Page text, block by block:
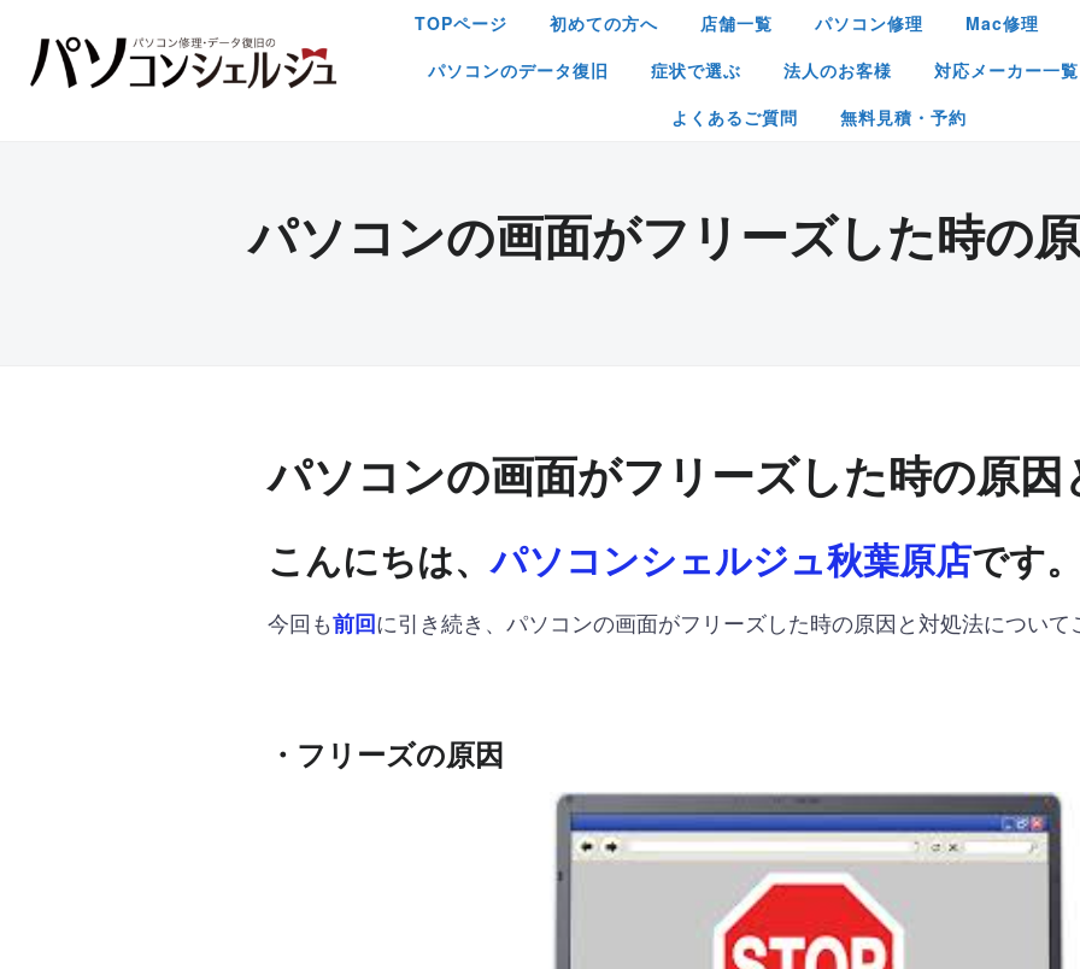
TOPページ 初めての方へ 店舗一覧 パソコン修理 Mac修理
パソコンのデータ復旧
症状で選ぶ 法人のお客様 対応メーカー一覧
よくあるご質問
無料見積・予約
パソコンの画面がフリーズした時の
パソコンの画面がフリーズした時の原
こんにちは、パソコンシェルジュ秋葉原店です。
今回も前回に引き続き、パソコンの画面がフリーズした時の原因と対処法について
・フリーズの原因